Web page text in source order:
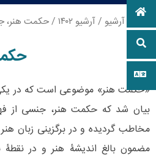
آرشیو /آرشیو ۱۴۰۲ / حکمت هنر،
«حکمت هنر» موضوعی است که در
بیان شد که حکمت هنر، جنسی از
مخاطب گردیده و در برگزینی زبان
مضمون بالغ اندیشۀ هنر و در